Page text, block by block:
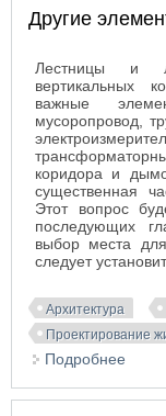
Другие
Лестницы и
вертикальных
важные
мусоропровод,
коридора и
существенная
Этот вопрос
последующих
выбор места
следует
Архитектура
Проектирование
Подробнее